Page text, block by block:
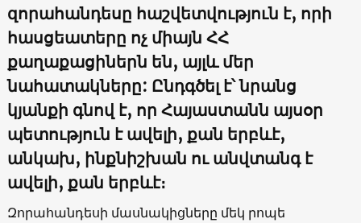
զորահանդեսը հաշվետվություն է, որի
հասցեատերը ոչ միայն ՀՀ
քաղաքացիներն են, այլև մեր
նահատակները: Ընդգծել է՝ նրանց
կյանքի գնով է, որ Հայաստանն այսօր
պետություն է ավելի, քան երբևէ,
անկախ, ինքնիշխան ու անվտանգ է
ավելի, քան երբևէ։
Զորահանդեսի մասնակիցները մեկ րոպե